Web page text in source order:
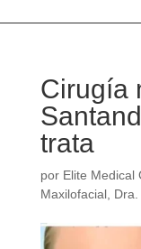
Cirugía
trata
por Elite Medical
Maxilofacial,